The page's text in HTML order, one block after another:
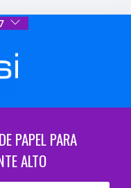
PAPEL PARA
ALTO